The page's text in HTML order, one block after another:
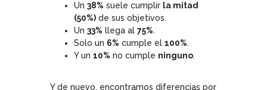
Un 38% suele cumplir la mitad
(50%) de sus objetivos.
Un 33% llega al 75%.
Solo un 6% cumple el 100%.
Y un 10% no cumple ninguno.
Y de nuevo, encontramos diferencias por